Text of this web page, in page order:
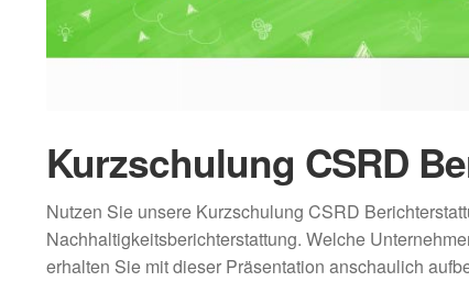
Kurzschulung CSRD
Nutzen Sie unsere Kurzschulung CSRD
Nachhaltigkeitsberichterstattung. Welche
erhalten Sie mit dieser Präsentation anschaulich